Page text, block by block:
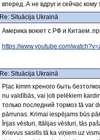
вперед..А не вдруг и сейчас
Re: Situācija Ukrainā
Америка воюет с РФ и
https://www.youtube.com/
Re: Situācija Ukrainā
Pļac kimm хреного быть
nu valdībās, vai ļoti pelēkiem
только последний тормоз tā var
pārrunas. Krimai iespējams būs
Īrijas vēsturi, Itālijas vēsturi, tās
Krievus sasitīs tā ka viņiem uz